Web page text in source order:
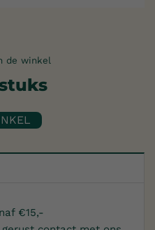
de winkel
€15,-